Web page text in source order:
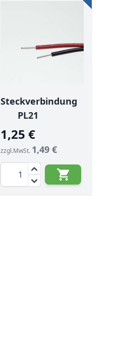
Steckverbindung
PL21
1,25 €
zzgl.MwSt. 1,49 €
Menge